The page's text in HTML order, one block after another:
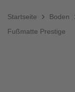
Startseite Boden
Fußmatte Prestige